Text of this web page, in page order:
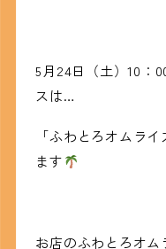
5月24日（土）10：
スは…
「ふわとろオムラ
ます
お店のふわとろオム